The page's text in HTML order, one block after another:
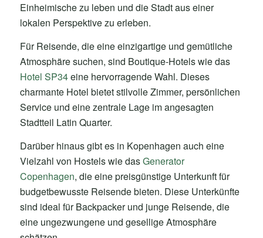
Einheimische zu leben und die Stadt aus einer
lokalen Perspektive zu erleben.
Für Reisende, die eine einzigartige und gemütliche
Atmosphäre suchen, sind Boutique-Hotels wie das
Hotel SP34eine hervorragende Wahl. Dieses
charmante Hotel bietet stilvolle Zimmer, persönlichen
Service und eine zentrale Lage im angesagten
Stadtteil Latin Quarter.
Darüber hinaus gibt es in Kopenhagen auch eine
Vielzahl von Hostels wie dasGenerator
Copenhagen, die eine preisgünstige Unterkunft für
budgetbewusste Reisende bieten. Diese Unterkünfte
sind ideal für Backpacker und junge Reisende, die
eine ungezwungene und gesellige Atmosphäre